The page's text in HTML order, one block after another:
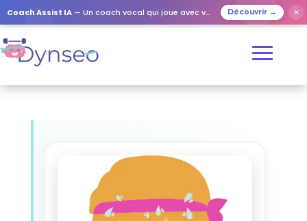
Coach Assist IA — Un coach vocal qui joue avec vos proches Découvrir → ✕